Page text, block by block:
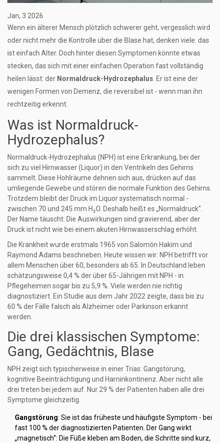
Jan, 3 2026
Wenn ein älterer Mensch plötzlich schwerer geht, vergesslich wird
oder nicht mehr die Kontrolle über die Blase hat, denken viele: das
ist einfach Alter. Doch hinter diesen Symptomen könnte etwas
stecken, das sich mit einer einfachen Operation fast vollständig
heilen lässt: der Normaldruck-Hydrozephalus . Er ist eine der
wenigen Formen von Demenz, die reversibel ist - wenn man ihn
rechtzeitig erkennt.
Was ist Normaldruck-
Hydrozephalus?
Normaldruck-Hydrozephalus (NPH) ist eine Erkrankung, bei der
sich zu viel Hirnwasser (Liquor) in den Ventrikeln des Gehirns
sammelt. Diese Hohlräume dehnen sich aus, drücken auf das
umliegende Gewebe und stören die normale Funktion des Gehirns.
Trotzdem bleibt der Druck im Liquor systematisch normal -
zwischen 70 und 245 mm H₂O. Deshalb heißt es „Normaldruck“.
Der Name täuscht: Die Auswirkungen sind gravierend, aber der
Druck ist nicht wie bei einem akuten Hirnwasserschlag erhöht.
Die Krankheit wurde erstmals 1965 von Salomón Hakim und
Raymond Adams beschrieben. Heute wissen wir: NPH betrifft vor
allem Menschen über 60, besonders ab 65. In Deutschland leben
schätzungsweise 0,4 % der über 65-Jährigen mit NPH - in
Pflegeheimen sogar bis zu 5,9 %. Viele werden nie richtig
diagnostiziert. Ein Studie aus dem Jahr 2022 zeigte, dass bis zu
60 % der Fälle falsch als Alzheimer oder Parkinson erkannt
werden.
Die drei klassischen Symptome:
Gang, Gedächtnis, Blase
NPH zeigt sich typischerweise in einer Trias: Gangstörung,
kognitive Beeinträchtigung und Harninkontinenz. Aber nicht alle
drei treten bei jedem auf. Nur 29 % der Patienten haben alle drei
Symptome gleichzeitig.
Gangstörung: Sie ist das früheste und häufigste Symptom - bei
fast 100 % der diagnostizierten Patienten. Der Gang wirkt
„magnetisch“: Die Füße kleben am Boden, die Schritte sind kurz,